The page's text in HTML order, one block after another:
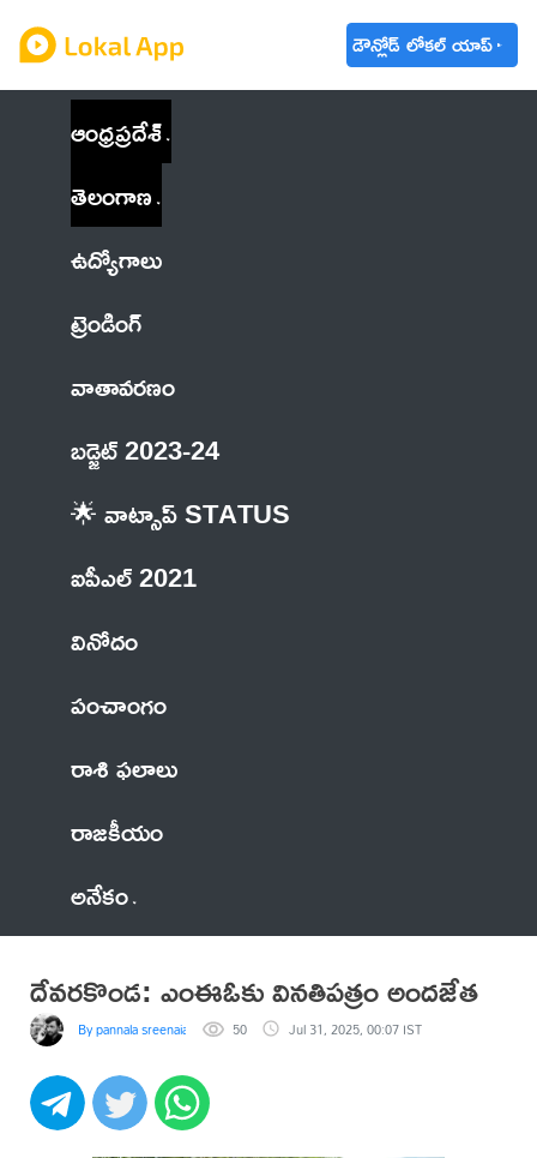
డౌన్లోడ్ లోకల్ యాప్
ఆంధ్రప్రదేశ్
తెలంగాణ
ఉద్యోగాలు
ట్రెండింగ్
వాతావరణం
బడ్జెట్ 2023-24
🌟 వాట్సాప్ STATUS
ఐపీఎల్ 2021
వినోదం
పంచాంగం
రాశి ఫలాలు
రాజకీయం
అనేకం
దేవరకొండ: ఎంఈఓకు వినతిపత్రం అందజేత
By pannala sreenaiah 50 Jul 31, 2025, 00:07 IST